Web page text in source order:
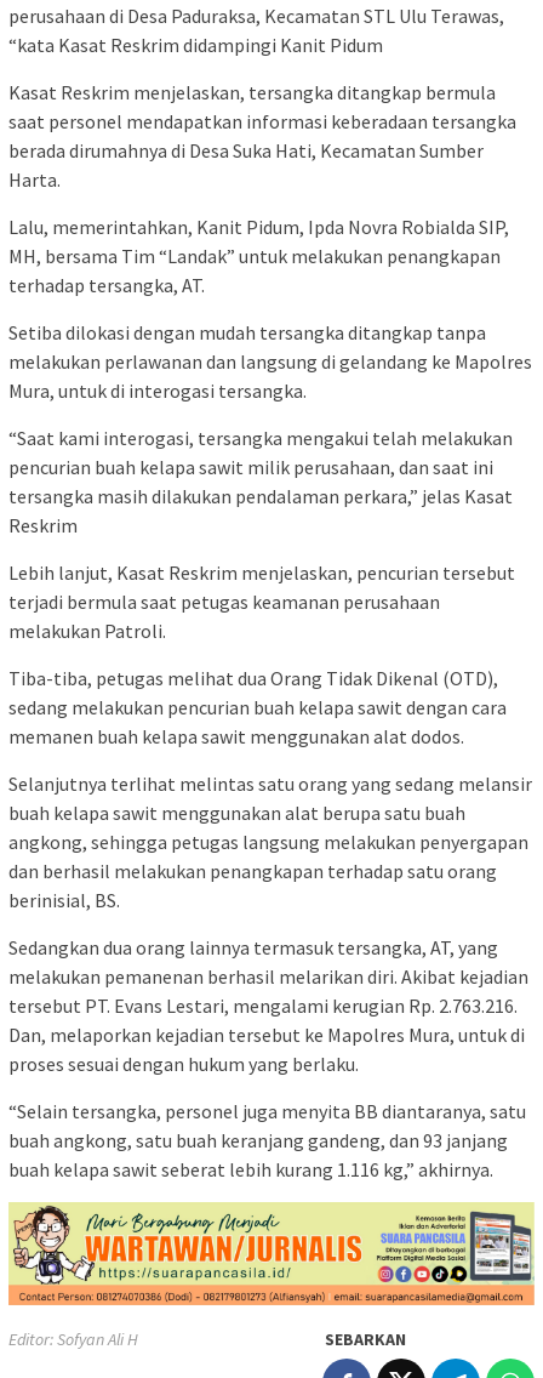
perusahaan di Desa Paduraksa, Kecamatan STL Ulu Terawas,
“kata Kasat Reskrim didampingi Kanit Pidum
Kasat Reskrim menjelaskan, tersangka ditangkap bermula
saat personel mendapatkan informasi keberadaan tersangka
berada dirumahnya di Desa Suka Hati, Kecamatan Sumber
Harta.
Lalu, memerintahkan, Kanit Pidum, Ipda Novra Robialda SIP,
MH, bersama Tim “Landak” untuk melakukan penangkapan
terhadap tersangka, AT.
Setiba dilokasi dengan mudah tersangka ditangkap tanpa
melakukan perlawanan dan langsung di gelandang ke Mapolres
Mura, untuk di interogasi tersangka.
“Saat kami interogasi, tersangka mengakui telah melakukan
pencurian buah kelapa sawit milik perusahaan, dan saat ini
tersangka masih dilakukan pendalaman perkara,” jelas Kasat
Reskrim
Lebih lanjut, Kasat Reskrim menjelaskan, pencurian tersebut
terjadi bermula saat petugas keamanan perusahaan
melakukan Patroli.
Tiba-tiba, petugas melihat dua Orang Tidak Dikenal (OTD),
sedang melakukan pencurian buah kelapa sawit dengan cara
memanen buah kelapa sawit menggunakan alat dodos.
Selanjutnya terlihat melintas satu orang yang sedang melansir
buah kelapa sawit menggunakan alat berupa satu buah
angkong, sehingga petugas langsung melakukan penyergapan
dan berhasil melakukan penangkapan terhadap satu orang
berinisial, BS.
Sedangkan dua orang lainnya termasuk tersangka, AT, yang
melakukan pemanenan berhasil melarikan diri. Akibat kejadian
tersebut PT. Evans Lestari, mengalami kerugian Rp. 2.763.216.
Dan, melaporkan kejadian tersebut ke Mapolres Mura, untuk di
proses sesuai dengan hukum yang berlaku.
“Selain tersangka, personel juga menyita BB diantaranya, satu
buah angkong, satu buah keranjang gandeng, dan 93 janjang
buah kelapa sawit seberat lebih kurang 1.116 kg,” akhirnya.
Editor: Sofyan Ali H SEBARKAN